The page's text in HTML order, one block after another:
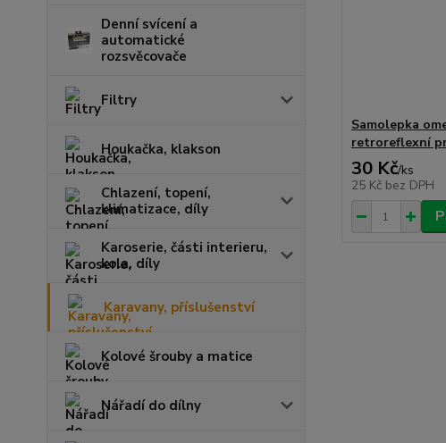
Denní svícení a
automatické
rozsvěcovače
Filtry
Houkačka, klakson
Chlazení, topení,
klimatizace, díly
Karoserie, části interieru,
kola, díly
Karavany, příslušenství
Kolové šrouby a matice
Nářadí do dílny
Samolepka
retroreflexní
30 Kč/ks
25 Kč bez DPH